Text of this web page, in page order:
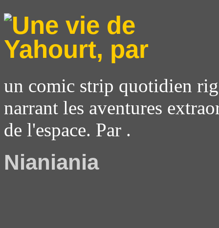
un comic strip quotidien
narrant les aventures
de l'espace. Par .
Nianiania